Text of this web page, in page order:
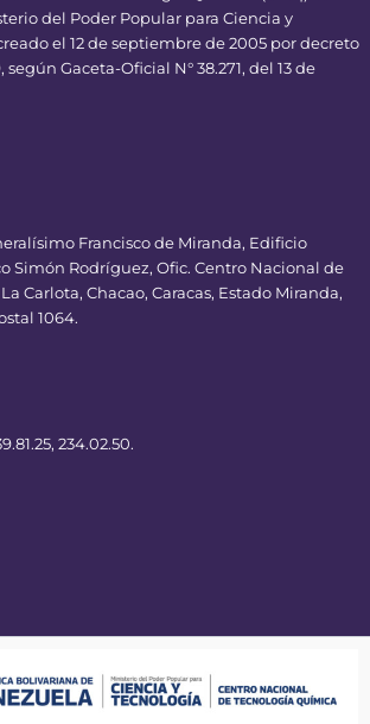
del Poder Popular para Ciencia y
el 12 de septiembre de 2005 por decreto
según Gaceta-Oficial N° 38.271, del 13 de
Francisco de Miranda, Edificio
Simón Rodríguez, Ofic. Centro Nacional de
Carlota, Chacao, Caracas, Estado Miranda,
1064.
234.02.50.